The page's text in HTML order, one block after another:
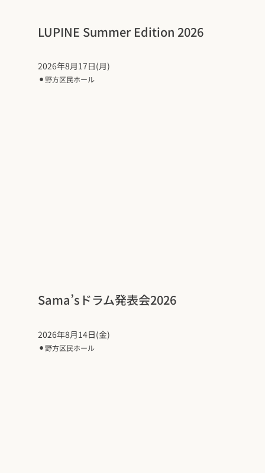
LUPINE Summer Edition 2026
2026年8月17日(月)
⚫︎野方区民ホール
Sama’sドラム発表会2026
2026年8月14日(金)
⚫︎野方区民ホール